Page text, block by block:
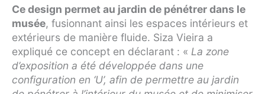
Ce design permet au jardin de pénétrer dans le
musée, fusionnant ainsi les espaces intérieurs et
extérieurs de manière fluide. Siza Vieira a
expliqué ce concept en déclarant : « La zone
d’exposition a été développée dans une
configuration en ‘U’, afin de permettre au jardin